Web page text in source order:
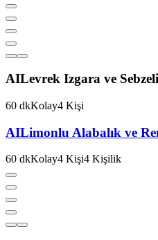
AILevrek Izgara ve
60 dkKolay4 Kişi
AILimonlu Alabalık ve
60 dkKolay4 Kişi4 Kişilik